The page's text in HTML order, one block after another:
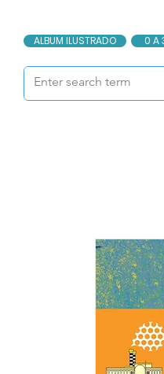
ALBUM ILUSTRADO 0 A